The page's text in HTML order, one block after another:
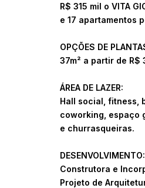
R$ 315 mil o VITA
e 17 apartamentos
OPÇÕES DE
37m² a partir de R$
ÁREA DE LAZER:
Hall social, fitness,
coworking, espaço
e churrasqueiras.
DESENVOLVIMENTO:
Construtora e
Projeto de